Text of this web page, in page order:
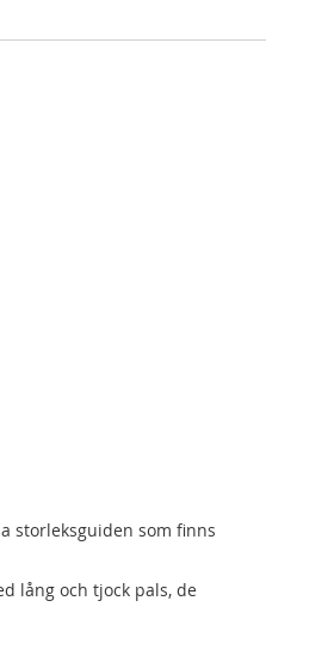
storleksguiden som finns
lång och tjock pals, de